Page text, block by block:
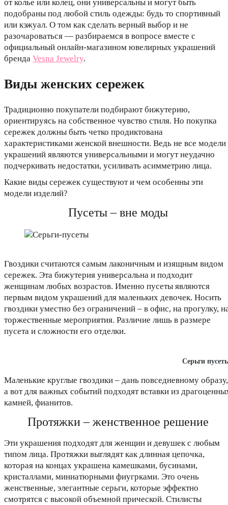
от колье или колец, они универсальны и могут быть
подобраны под любой стиль одежды: будь то спортивный
или кэжуал. О том как сделать верный выбор и не
разочароваться — разбираемся в вопросе вместе с
официальный онлайн-магазином ювелирных украшений
бренда Vesna Jewelry.
Виды женских сережек
Традиционно покупатели подбирают бижутерию,
ориентируясь на собственное чувство стиля. Но покупка
сережек должны быть четко продиктована
характеристиками женской внешности. Ведь не все модели
украшений являются универсальными и могут неудачно
подчеркивать недостатки, усиливать асимметрию лица.
Какие виды сережек существуют и чем особенны эти
модели изделий?
Пусеты – вне моды
Гвоздики считаются самым лаконичным и изящным видом
сережек. Эта бижутерия универсальна и подходит
женщинам любых возрастов. Именно пусеты являются
первым видом украшений для маленьких девочек. Носить
гвоздики уместно без ограничений – в офис, на прогулку,
торжественные мероприятия. Различие лишь в размере
пусета и сложности его отделки.
Серьги
Маленькие круглые гвоздики – дань повседневному образу,
а вот для важных событий подходят вставки из
камней, фианитов.
Протяжки – женственное решение
Эти украшения подходят для женщин и девушек с любым
типом лица. Протяжки выглядят как длинная цепочка,
которая на концах украшена камешками, бусинами,
кристаллами, миниатюрными фиугрками. Это очень
женственные, элегантные серьги, которые эффектно
смотрятся с высокой объемной прической. Стилисты